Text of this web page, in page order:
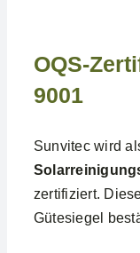
OQS-
9001
Sunvitec wird
zertifiziert.
Gütesiegel